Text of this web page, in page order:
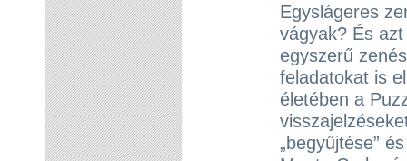
Egyslágeres
vágyak? És
egyszerű
feladatokat is
életében a
„begyűjtése”